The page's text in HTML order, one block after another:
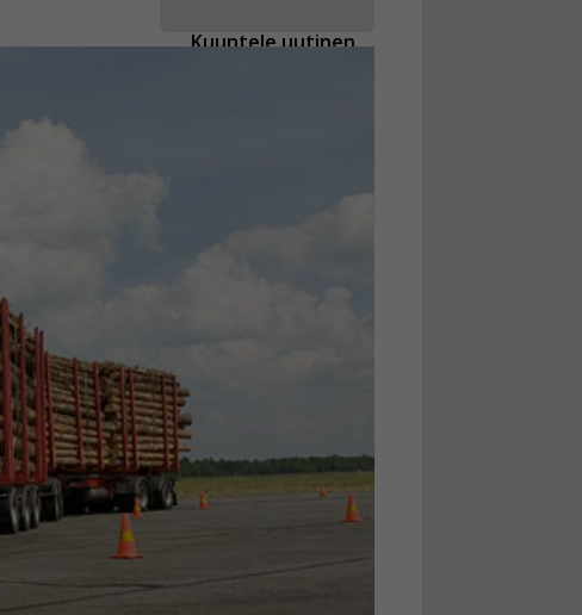
Kuuntele uutinen